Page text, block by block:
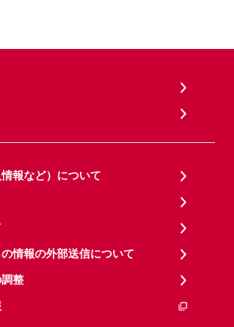
報など）について
情報の外部送信について
整